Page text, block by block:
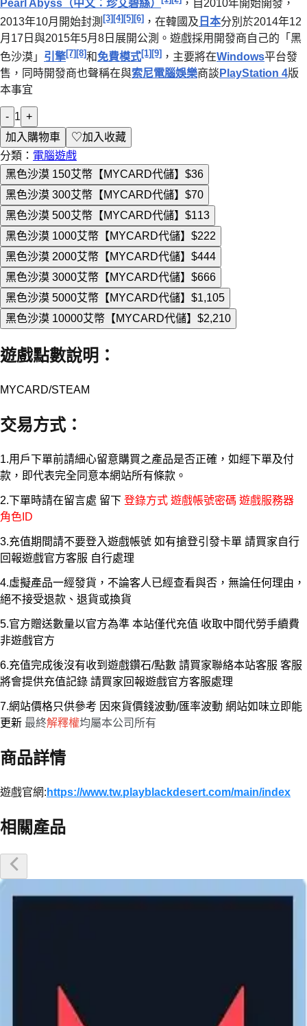
Pearl Abyss（中文：珍艾碧絲）
，自2010年開始開發，
2013年10月開始封測 [3][4][5][6] ，在韓國及 日本分別於2014年12
月17日與2015年5月8日展開公測。遊戲採用開發商自己的「黑
色沙漠」 引擎[7] [8]和免費模式[1] [9] ，主要將在Windows平台發
售，同時開發商也聲稱在與索尼電腦娛樂商談 PlayStation 4版
本事宜
- 1 +
加入購物車
♡加入收藏
分類： 電腦遊戲
黑色沙漠 150艾幣【MYCARD代儲】 $36
黑色沙漠 300艾幣【MYCARD代儲】 $70
黑色沙漠 500艾幣【MYCARD代儲】 $113
黑色沙漠 1000艾幣【MYCARD代儲】 $222
黑色沙漠 2000艾幣【MYCARD代儲】 $444
黑色沙漠 3000艾幣【MYCARD代儲】 $666
黑色沙漠 5000艾幣【MYCARD代儲】 $1,105
黑色沙漠 10000艾幣【MYCARD代儲】 $2,210
遊戲點數說明 ：
MYCARD/STEAM
交易方式：
1.用戶下單前請細心留意購買之產品是否正確，如經下單及付
款，即代表完全同意本網站所有條款。
2.下單時請在留言處 留下 登錄方式 遊戲帳號密碼 遊戲服務器
角色ID
3.充值期間請不要登入遊戲帳號 如有搶登引發卡單 請買家自行
回報遊戲官方客服 自行處理
4.虛擬產品一經發貨，不論客人已經查看與否，無論任何理由，
絕不接受退款、退貨或換貨
5.官方贈送數量以官方為準 本站僅代充值 收取中間代勞手續費
非遊戲官方
6.充值完成後沒有收到遊戲鑽石/點數 請買家聯絡本站客服 客服
將會提供充值記錄 請買家回報遊戲官方客服處理
7.網站價格只供參考 因來貨價錢波動/匯率波動 網站如味立即能
更新 最終解釋權均屬本公司所有
商品詳情
遊戲官網: https://www.tw.playblackdesert.com/main/index
相關產品